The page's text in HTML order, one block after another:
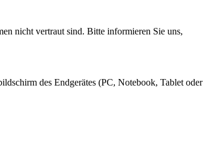
nicht vertraut sind. Bitte informieren Sie uns,
des Endgerätes (PC, Notebook, Tablet oder